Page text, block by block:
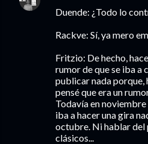
Duende: ¿Todo lo
Rackve: Sí, ya mero
Fritzio: De hecho,
rumor de que se iba a
publicar nada porque,
pensé que era un
Todavía en
iba a hacer una gira
octubre. Ni hablar del
clásicos...